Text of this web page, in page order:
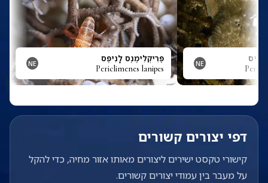
NE פֶּרִיקְלִימֶנֶס לָנִיפֶּס
Periclimenes lanipes
NE
דפי יצורים קשורים
קישורי טקסט ישירים ליצורים מאותו אזור מחיה, כדי להקל
על מעבר בין עמודי יצורים קשורים.